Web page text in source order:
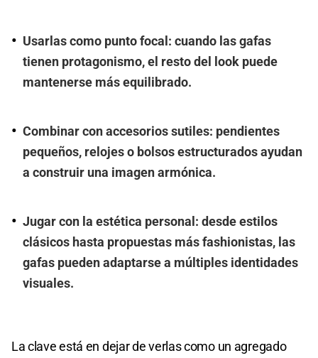
Usarlas como punto focal: cuando las gafas
tienen protagonismo, el resto del look puede
mantenerse más equilibrado.
Combinar con accesorios sutiles: pendientes
pequeños, relojes o bolsos estructurados ayudan
a construir una imagen armónica.
Jugar con la estética personal: desde estilos
clásicos hasta propuestas más fashionistas, las
gafas pueden adaptarse a múltiples identidades
visuales.
La clave está en dejar de verlas como un agregado